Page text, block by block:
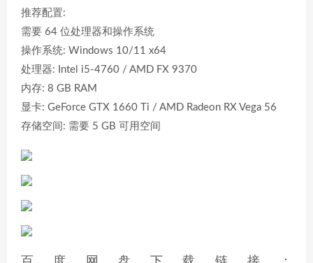
推荐配置:
需要 64 位处理器和操作系统
操作系统: Windows 10/11 x64
处理器: Intel i5-4760 / AMD FX 9370
内存: 8 GB RAM
显卡: GeForce GTX 1660 Ti / AMD Radeon RX Vega 56
存储空间: 需要 5 GB 可用空间